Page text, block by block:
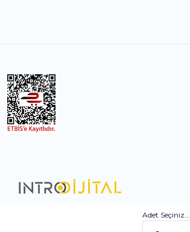
Adet Seçiniz...